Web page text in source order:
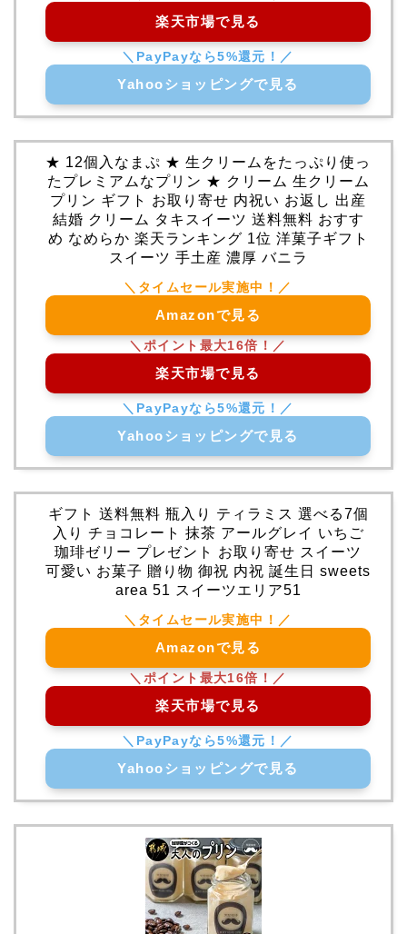
楽天市場で見る
Yahooショッピングで見る
★ 12個入なまぷ ★ 生クリームをたっぷり使っ
たプレミアムなプリン ★ クリーム 生クリーム
プリン ギフト お取り寄せ 内祝い お返し 出産
結婚 クリーム タキスイーツ 送料無料 おすす
め なめらか 楽天ランキング 1位 洋菓子ギフト
スイーツ 手土産 濃厚 バニラ
Amazonで見る
楽天市場で見る
Yahooショッピングで見る
ギフト 送料無料 瓶入り ティラミス 選べる7個
入り チョコレート 抹茶 アールグレイ いちご
珈琲ゼリー プレゼント お取り寄せ スイーツ
可愛い お菓子 贈り物 御祝 内祝 誕生日 sweets
area 51 スイーツエリア51
Amazonで見る
楽天市場で見る
Yahooショッピングで見る